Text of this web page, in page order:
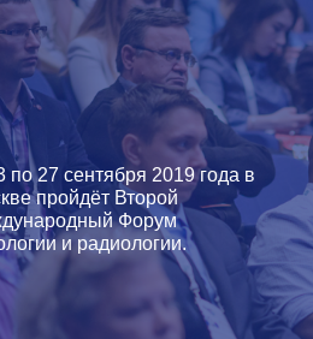
по 27 сентября 2019 года в
пройдёт Второй
Форум
и радиологии.